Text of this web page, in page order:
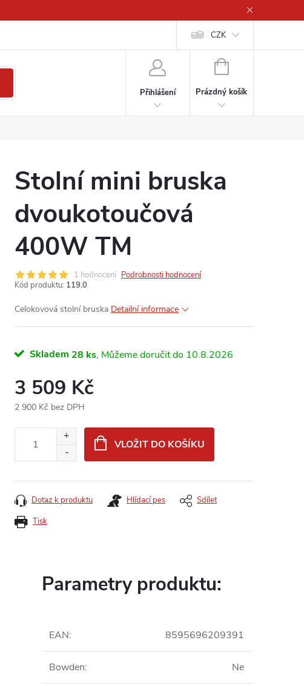
CZK
Přihlášení
NÁKUPNÍ
Prázdný košík
Stolní mini bruska
dvoukotoučová
400W TM
1 hodnocení Podrobnosti hodnocení
Kód produktu: 119.0
Celokovová stolní bruska Detailní informace
Skladem 28 ks 10.8.2026
3 509 Kč
2 900 Kč bez DPH
VLOŽIT DO KOŠÍKU
Tisk
Dotaz k produktu Hlídací pes Sdílet
Parametry produktu:
EAN: 8595696209391
Bowden: Ne